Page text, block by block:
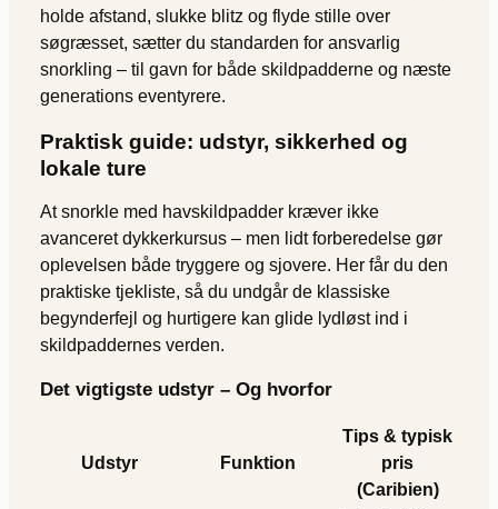
holde afstand, slukke blitz og flyde stille over
søgræsset, sætter du standarden for ansvarlig
snorkling – til gavn for både skildpadderne og næste
generations eventyrere.
Praktisk guide: udstyr, sikkerhed og
lokale ture
At snorkle med havskildpadder kræver ikke
avanceret dykkerkursus – men lidt forberedelse gør
oplevelsen både tryggere og sjovere. Her får du den
praktiske tjekliste, så du undgår de klassiske
begynderfejl og hurtigere kan glide lydløst ind i
skildpaddernes verden.
Det vigtigste udstyr – Og hvorfor
Udstyr Funktion
Tips & typisk
pris
(Caribien)